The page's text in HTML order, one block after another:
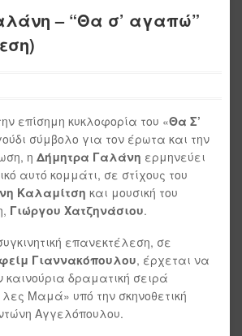
– “Θα σ’ αγαπώ”
επίσημη κυκλοφορία του «Θα Σ’
σύμβολο για τον έρωτα και την
η Δήμητρα Γαλάνη ερμηνεύει
αυτό κομμάτι, σε στίχους του
Καλαμίτση και μουσική του
Γιώργου Χατζηνάσιου.
επανεκτέλεση, σε
Γιαννακόπουλου, έρχεται να
δραματική σειρά
Μαμά» υπό την σκηνοθετική
Αγγελόπουλου.